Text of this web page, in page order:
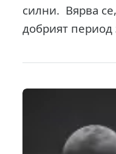
силни. Вярва
добрият период